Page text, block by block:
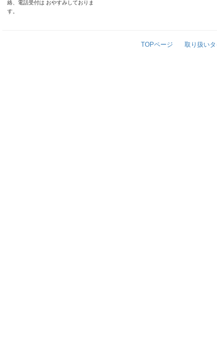
絡、電話受付は おやすみしておりま
す。
TOPページ 取り扱い